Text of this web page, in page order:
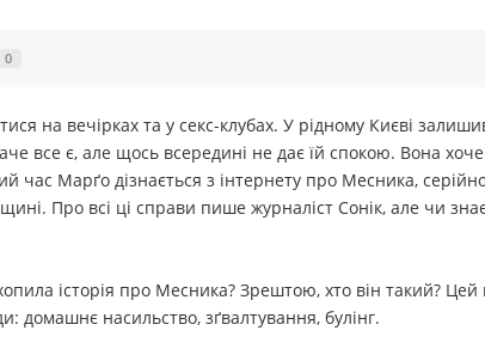
0
вечірках та у секс-клубах. У рідному Києві
все є, але щось всередині не дає їй спокою. Вона
час Марґо дізнається з інтернету про Месника,
Про всі ці справи пише журналіст Сонік, але чи
історія про Месника? Зрештою, хто він такий? Цей
домашнє насильство, зґвалтування, булінг.